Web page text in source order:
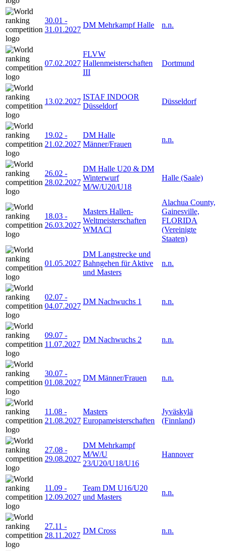
30.01 -
31.01.2027
DM Mehrkampf Halle n.n.
07.02.2027
FLVW
Hallenmeisterschaften
III
Dortmund
13.02.2027
ISTAF INDOOR
Düsseldorf
Düsseldorf
19.02 -
21.02.2027
DM Halle
Männer/Frauen
n.n.
26.02 -
28.02.2027
DM Halle U20 & DM
Winterwurf
M/W/U20/U18
Halle (Saale)
18.03 -
26.03.2027
Masters Hallen-
Weltmeisterschaften
WMACI
Alachua County,
Gainesville,
FLORIDA
(Vereinigte
Staaten)
01.05.2027
DM Langstrecke und
Bahngehen für Aktive
und Masters
n.n.
02.07 -
04.07.2027
DM Nachwuchs 1 n.n.
09.07 -
11.07.2027
DM Nachwuchs 2 n.n.
30.07 -
01.08.2027
DM Männer/Frauen n.n.
11.08 -
21.08.2027
Masters
Europameisterschaften
Jyväskylä
(Finnland)
27.08 -
29.08.2027
DM Mehrkampf
M/W/U
23/U20/U18/U16
Hannover
11.09 -
12.09.2027
Team DM U16/U20
und Masters
n.n.
27.11 -
28.11.2027
DM Cross n.n.